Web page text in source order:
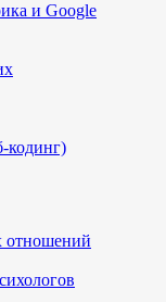
и Google
кодинг)
отношений